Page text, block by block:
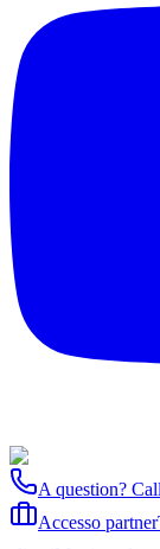
A question?
Accesso partner